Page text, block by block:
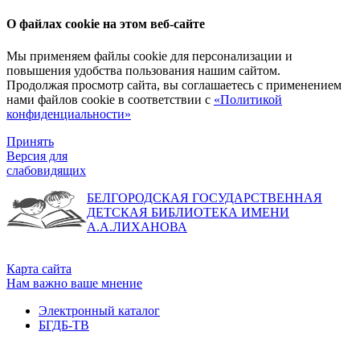
О файлах cookie на этом веб-сайте
Мы применяем файлы cookie для персонализации и
повышения удобства пользования нашим сайтом.
Продолжая просмотр сайта, вы соглашаетесь с применением
нами файлов cookie в соответствии с «Политикой
конфиденциальности»
Принять
Версия для
слабовидящих
БЕЛГОРОДСКАЯ ГОСУДАРСТВЕННАЯ
ДЕТСКАЯ БИБЛИОТЕКА ИМЕНИ
А.А.ЛИХАНОВА
Карта сайта
Нам важно ваше мнение
Электронный каталог
БГДБ-ТВ